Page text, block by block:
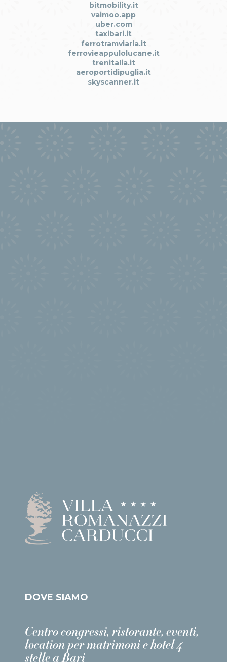
bitmobility.it
vaimoo.app
uber.com
taxibari.it
ferrotramviaria.it
ferrovieappulolucane.it
trenitalia.it
aeroportidipuglia.it
skyscanner.it
DOVE SIAMO
Centro congressi, ristorante, eventi,
location per matrimoni e hotel 4
stelle a Bari